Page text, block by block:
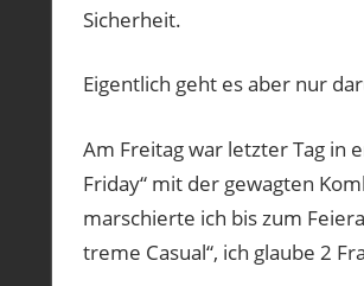
Sicherheit.
Eigentlich geht es aber nur
Am Freitag war letzter Tag in
Friday“ mit der gewagten
marschierte ich bis zum
treme Casual“, ich glaube 2